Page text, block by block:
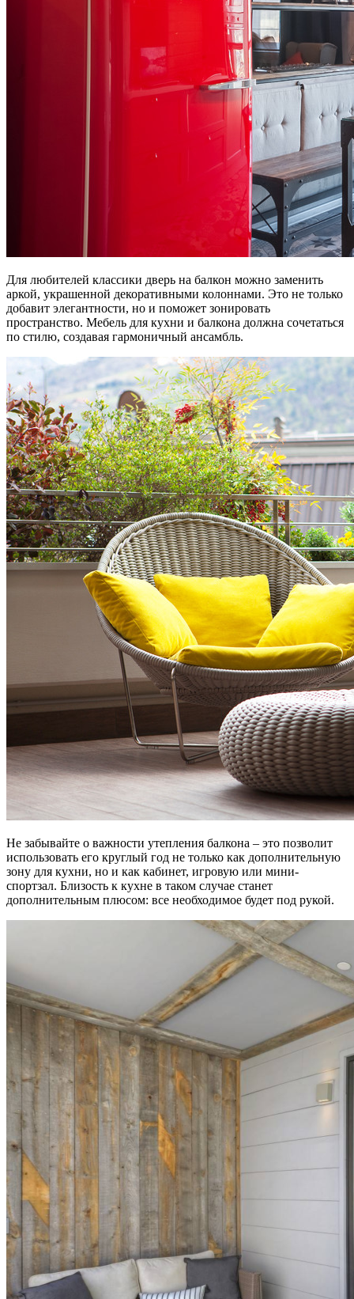
Для любителей классики дверь на балкон можно заменить
аркой, украшенной декоративными колоннами. Это не только
добавит элегантности, но и поможет зонировать
пространство. Мебель для кухни и балкона должна сочетаться
по стилю, создавая гармоничный ансамбль.
Не забывайте о важности утепления балкона – это позволит
использовать его круглый год не только как дополнительную
зону для кухни, но и как кабинет, игровую или мини-
спортзал. Близость к кухне в таком случае станет
дополнительным плюсом: все необходимое будет под рукой.